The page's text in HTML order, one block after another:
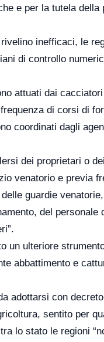
e per la tutela della
inefficaci, le
di controllo
attuati dai
di corsi di
coordinati dagli
dei proprietari o
venatorio e previa
guardie
del personale
un ulteriore
abbattimento e
adottarsi con
sentito per
lo stato le regioni